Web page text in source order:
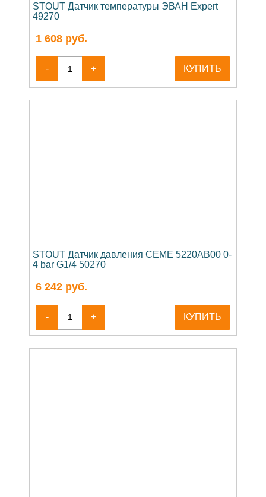
STOUT Датчик температуры ЭВАН Expert
49270
1 608 руб.
- + КУПИТЬ
STOUT Датчик давления CEME 5220AB00 0-
4 bar G1/4 50270
6 242 руб.
- + КУПИТЬ